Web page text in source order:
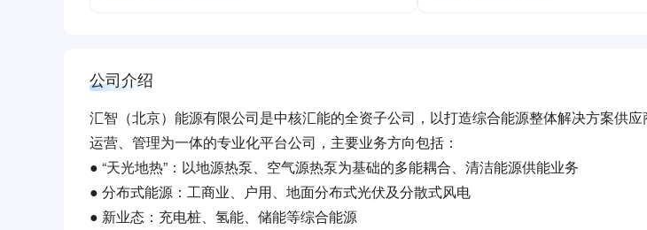
公司介绍
汇智（北京）能源有限公司是中核汇能的全资子公司，以打造综合能源整体解决方案供应
运营、管理为一体的专业化平台公司，主要业务方向包括：
● “天光地热”：以地源热泵、空气源热泵为基础的多能耦合、清洁能源供能业务
● 分布式能源：工商业、户用、地面分布式光伏及分散式风电
● 新业态：充电桩、氢能、储能等综合能源